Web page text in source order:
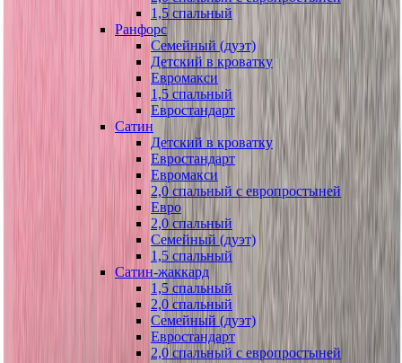
1,5 спальный
Ранфорс
Семейный (дуэт)
Детский в кроватку
Евромакси
1,5 спальный
Евростандарт
Сатин
Детский в кроватку
Евростандарт
Евромакси
2,0 спальный с европростыней
Евро
2,0 спальный
Семейный (дуэт)
1,5 спальный
Сатин-жаккард
1,5 спальный
2,0 спальный
Семейный (дуэт)
Евростандарт
2,0 спальный с европростыней